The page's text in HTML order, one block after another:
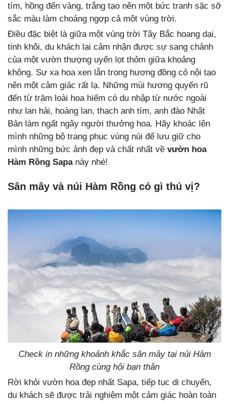
tím, hồng đến vàng, trắng tạo nên một bức tranh sặc sỡ
sắc màu làm choáng ngợp cả một vùng trời.
Điều đặc biệt là giữa một vùng trời Tây Bắc hoang dại,
tinh khôi, du khách lại cảm nhận được sự sang chảnh
của một vườn thượng uyển lọt thỏm giữa khoảng
không. Sự xa hoa xen lẫn trong hương đồng cỏ nội tạo
nên một cảm giác rất lạ. Những mùi hương quyến rũ
đến từ trăm loài hoa hiếm có du nhập từ nước ngoài
như lan hài, hoàng lan, thạch anh tím, anh đào Nhật
Bản làm ngất ngây người thưởng hoa. Hãy khoác lên
mình những bộ trang phục vùng núi để lưu giữ cho
mình những bức ảnh đẹp và chất nhất về vườn hoa
Hàm Rồng Sapanày nhé!
Sân mây và núi Hàm Rồng có gì thú vị?
Check in những khoảnh khắc săn mây tại núi Hàm
Rồng cùng hội bạn thân
Rời khỏi vườn hoa đẹp nhất Sapa, tiếp tục di chuyển,
du khách sẽ được trải nghiệm một cảm giác hoàn toàn